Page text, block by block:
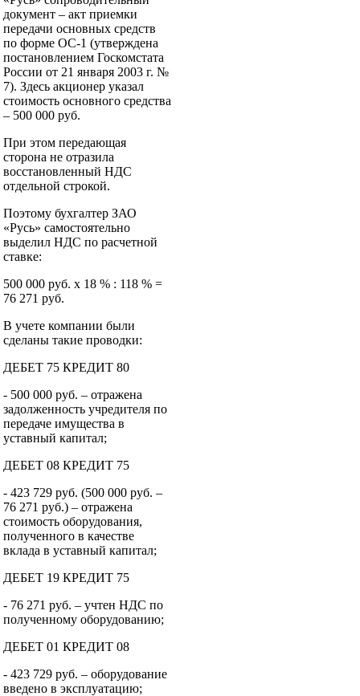
документ – акт приемки
передачи основных средств
по форме ОС-1 (утверждена
постановлением Госкомстата
России от 21 января 2003 г. №
7). Здесь акционер указал
стоимость основного средства
– 500 000 руб.
При этом передающая
сторона не отразила
восстановленный НДС
отдельной строкой.
Поэтому бухгалтер ЗАО
«Русь» самостоятельно
выделил НДС по расчетной
ставке:
500 000 руб. х 18 % : 118 % =
76 271 руб.
В учете компании были
сделаны такие проводки:
ДЕБЕТ 75 КРЕДИТ 80
- 500 000 руб. – отражена
задолженность учредителя по
передаче имущества в
уставный капитал;
ДЕБЕТ 08 КРЕДИТ 75
- 423 729 руб. (500 000 руб. –
76 271 руб.) – отражена
стоимость оборудования,
полученного в качестве
вклада в уставный капитал;
ДЕБЕТ 19 КРЕДИТ 75
- 76 271 руб. – учтен НДС по
полученному оборудованию;
ДЕБЕТ 01 КРЕДИТ 08
- 423 729 руб. – оборудование
введено в эксплуатацию;